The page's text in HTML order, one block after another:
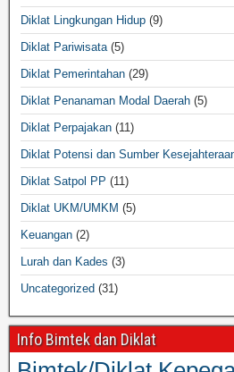
Diklat Lingkungan Hidup (9)
Diklat Pariwisata(5)
Diklat Pemerintahan (29)
Diklat Penanaman Modal Daerah (5)
Diklat Perpajakan (11)
Diklat Potensi dan Sumber
Diklat Satpol PP (11)
Diklat UKM/UMKM (5)
Keuangan (2)
Lurah dan Kades (3)
Uncategorized (31)
Info Bimtek dan Diklat